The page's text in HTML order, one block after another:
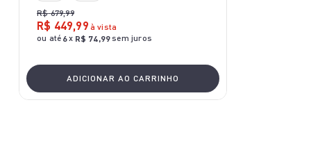
R$ 679,99
R$ 449,99 à vista
ou até 6x R$ 74,99sem juros
ADICIONAR AO CARRINHO